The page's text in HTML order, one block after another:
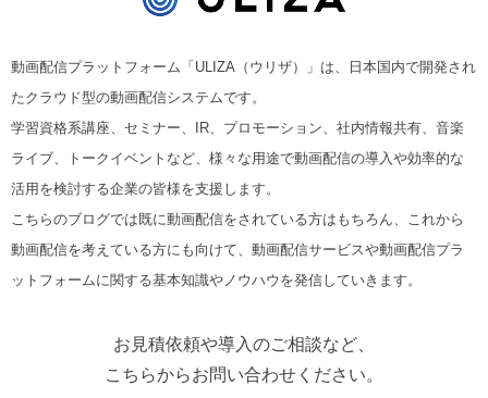
動画配信プラットフォーム「ULIZA（ウリザ）」は、日本国内で開発され
たクラウド型の動画配信システムです。
学習資格系講座、セミナー、IR、プロモーション、社内情報共有、音楽
ライブ、トークイベントなど、様々な用途で動画配信の導入や効率的な
活用を検討する企業の皆様を支援します。
こちらのブログでは既に動画配信をされている方はもちろん、これから
動画配信を考えている方にも向けて、動画配信サービスや動画配信プラ
ットフォームに関する基本知識やノウハウを発信していきます。
お見積依頼や導入のご相談など、
こちらからお問い合わせください。